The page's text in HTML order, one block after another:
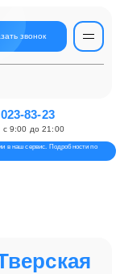
звонок
83-23
с 9:00 до 21:00
в наш сервис. Подробности по